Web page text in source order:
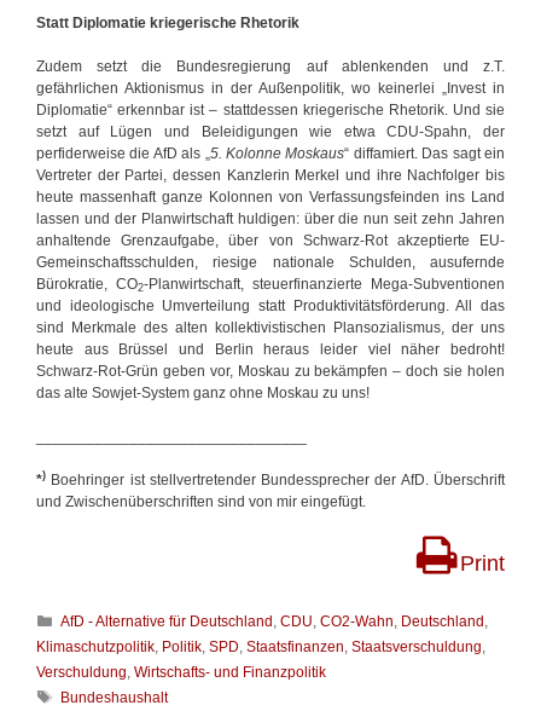
Statt Diplomatie kriegerische Rhetorik
Zudem setzt die Bundesregierung auf ablenkenden und z.T.
gefährlichen Aktionismus in der Außenpolitik, wo keinerlei „Invest in
Diplomatie“ erkennbar ist – stattdessen kriegerische Rhetorik. Und sie
setzt auf Lügen und Beleidigungen wie etwa CDU-Spahn, der
perfiderweise die AfD als „5. Kolonne Moskaus“ diffamiert. Das sagt ein
Vertreter der Partei, dessen Kanzlerin Merkel und ihre Nachfolger bis
heute massenhaft ganze Kolonnen von Verfassungsfeinden ins Land
lassen und der Planwirtschaft huldigen: über die nun seit zehn Jahren
anhaltende Grenzaufgabe, über von Schwarz-Rot akzeptierte EU-
Gemeinschaftsschulden, riesige nationale Schulden, ausufernde
Bürokratie, CO2-Planwirtschaft, steuerfinanzierte Mega-Subventionen
und ideologische Umverteilung statt Produktivitätsförderung. All das
sind Merkmale des alten kollektivistischen Plansozialismus, der uns
heute aus Brüssel und Berlin heraus leider viel näher bedroht!
Schwarz-Rot-Grün geben vor, Moskau zu bekämpfen – doch sie holen
das alte Sowjet-System ganz ohne Moskau zu uns!
*) Boehringer ist stellvertretender Bundessprecher der AfD. Überschrift
und Zwischenüberschriften sind von mir eingefügt.
Print
K
a
g
AfD - Alternative für Deutschland ,CDU,CO2-Wahn, Deutschland ,
Klimaschutzpolitik, Politik, SPD, Staatsfinanzen, Staatsverschuldung,
Verschuldung, Wirtschafts- und Finanzpolitik
S
Bundeshaushalt